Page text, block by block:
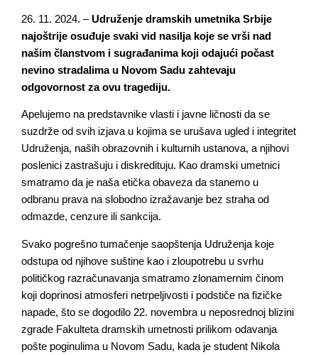
26. 11. 2024. –Udruženje dramskih umetnika Srbije
najoštrije osuđuje svaki vid nasilja koje se vrši nad
našim članstvom i sugrađanima koji odajući počast
nevino stradalima u Novom Sadu zahtevaju
odgovornost za ovu tragediju.
Apelujemo na predstavnike vlasti i javne ličnosti da se
suzdrže od svih izjava u kojima se urušava ugled i integritet
Udruženja, naših obrazovnih i kulturnih ustanova, a njihovi
poslenici zastrašuju i diskredituju. Kao dramski umetnici
smatramo da je naša etička obaveza da stanemo u
odbranu prava na slobodno izražavanje bez straha od
odmazde, cenzure ili sankcija.
Svako pogrešno tumačenje saopštenja Udruženja koje
odstupa od njihove suštine kao i zloupotrebu u svrhu
političkog razračunavanja smatramo zlonamernim činom
koji doprinosi atmosferi netrpeljivosti i podstiče na fizičke
napade, što se dogodilo 22. novembra u neposrednoj blizini
zgrade Fakulteta dramskih umetnosti prilikom odavanja
pošte poginulima u Novom Sadu, kada je student Nikola